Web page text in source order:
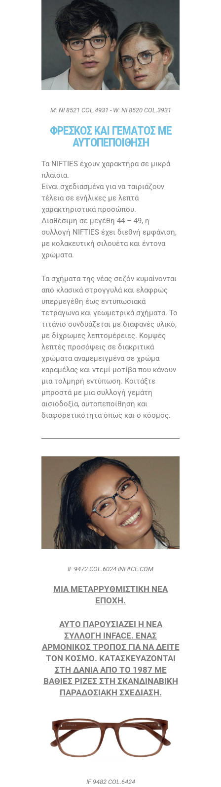
M: NI 8521 COL.4931 - W: NI 8520 COL.3931
ΦΡΕΣΚΟΣ ΚΑΙ ΓΕΜΑΤΟΣ ΜΕ
ΑΥΤΟΠΕΠΟΙΘΗΣΗ
Τα NIFTIES έχουν χαρακτήρα σε μικρά
πλαίσια.
Είναι σχεδιασμένα για να ταιριάζουν
τέλεια σε ενήλικες με λεπτά
χαρακτηριστικά προσώπου.
Διαθέσιμη σε μεγέθη 44 – 49, η
συλλογή NIFTIES έχει διεθνή εμφάνιση,
με κολακευτική σιλουέτα και έντονα
χρώματα.
Τα σχήματα της νέας σεζόν κυμαίνονται
από κλασικά στρογγυλά και ελαφρώς
υπερμεγέθη έως εντυπωσιακά
τετράγωνα και γεωμετρικά σχήματα. Το
τιτάνιο συνδυάζεται με διαφανές υλικό,
με δίχρωμες λεπτομέρειες. Κομψές
λεπτές προσόψεις σε διακριτικά
χρώματα αναμεμειγμένα σε χρώμα
καραμέλας και ντεμί μοτίβα που κάνουν
μια τολμηρή εντύπωση. Κοιτάξτε
μπροστά με μια συλλογή γεμάτη
αισιοδοξία, αυτοπεποίθηση και
διαφορετικότητα όπως και ο κόσμος.
IF 9472 COL.6024 INFACE.COM
ΜΙΑ ΜΕΤΑΡΡΥΘΜΙΣΤΙΚΗ ΝΕΑ
ΕΠΟΧΗ.
ΑΥΤΟ ΠΑΡΟΥΣΙΑΖΕΙ Η NEA
ΣΥΛΛΟΓΗ INFACE. ΕΝΑΣ
ΑΡΜΟΝΙΚΟΣ ΤΡΟΠΟΣ ΓΙΑ ΝΑ ΔΕΙΤΕ
ΤΟΝ ΚΟΣΜΟ. ΚΑΤΑΣΚΕΥΑΖΟΝΤΑΙ
ΣΤΗ ΔΑΝΙΑ ΑΠΟ ΤΟ 1987 ΜΕ
ΒΑΘΙΕΣ ΡΙΖΕΣ ΣΤΗ ΣΚΑΝΔINABIKH
ΠΑΡΑΔΟΣΙΑΚΗ ΣΧΕΔΙΑΣΗ.
IF 9482 COL.6424